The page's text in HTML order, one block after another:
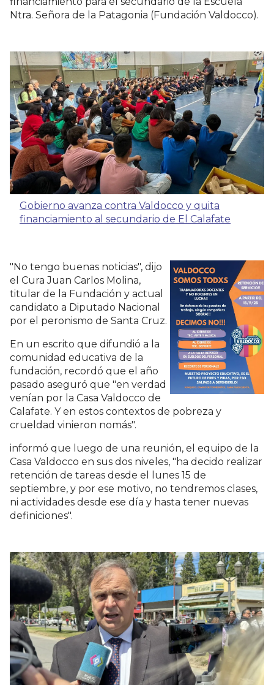
Ntra. Señora de la Patagonia (Fundación Valdocco).
Gobierno avanza contra Valdocco y quita
financiamiento al secundario de El Calafate
"No tengo buenas noticias", dijo
el Cura Juan Carlos Molina,
titular de la Fundación y actual
candidato a Diputado Nacional
por el peronismo de Santa Cruz.
En un escrito que difundió a la
comunidad educativa de la
fundación, recordó que el año
pasado aseguró que "en verdad
venían por la Casa Valdocco de
Calafate. Y en estos contextos de pobreza y
crueldad vinieron nomás".
informó que luego de una reunión, el equipo de la
Casa Valdocco en sus dos niveles, "ha decido realizar
retención de tareas desde el lunes 15 de
septiembre, y por ese motivo, no tendremos clases,
ni actividades desde ese día y hasta tener nuevas
definiciones".